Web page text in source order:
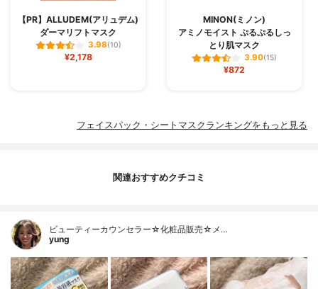
【PR】ALLUDEM(アリュデム)
ダーマリフトマスク
3.98(10)
¥2,178
MINON(ミノン)
アミノモイスト ぷるぷるしっ
とり肌マスク
3.90(15)
¥872
フェイスパック・シートマスクランキングをもっと見る
関連おすすめクチコミ
ビューティーカウンセラー☆化粧品販売☆メ…
yung